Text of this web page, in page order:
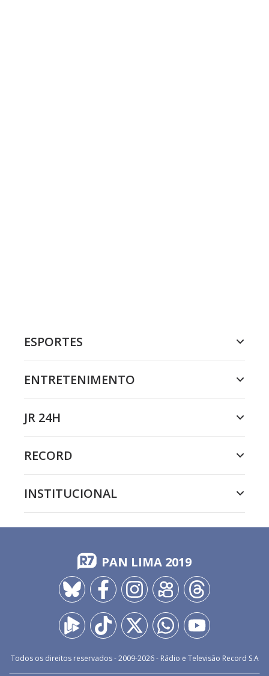
ESPORTES
ENTRETENIMENTO
JR 24H
RECORD
INSTITUCIONAL
PAN LIMA 2019
Todos os direitos reservados - 2009-2026- Rádio e Televisão Record S.A